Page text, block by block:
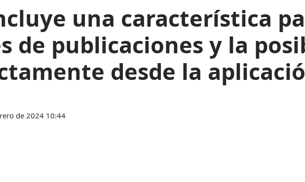
una característica
de publicaciones y la
desde la
de 2024 10:44